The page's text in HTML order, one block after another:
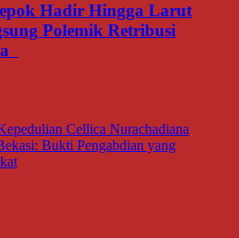
Hadir Hingga Larut
Polemik Retribusi